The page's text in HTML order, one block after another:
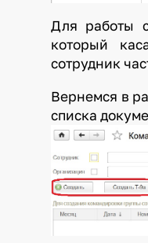
Для работы
который
сотрудник
Вернемся в
списка